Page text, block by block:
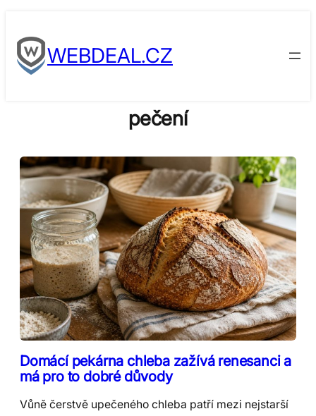
to
contentWEBDEAL.CZ
pečení
Domácí pekárna chleba zažívá renesanci a
má pro to dobré důvody
Vůně čerstvě upečeného chleba patří mezi nejstarší